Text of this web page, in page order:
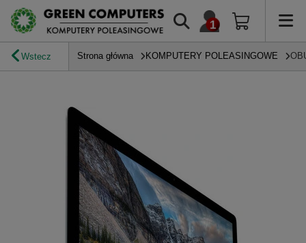
Wstecz Strona główna KOMPUTERY POLEASINGOWE